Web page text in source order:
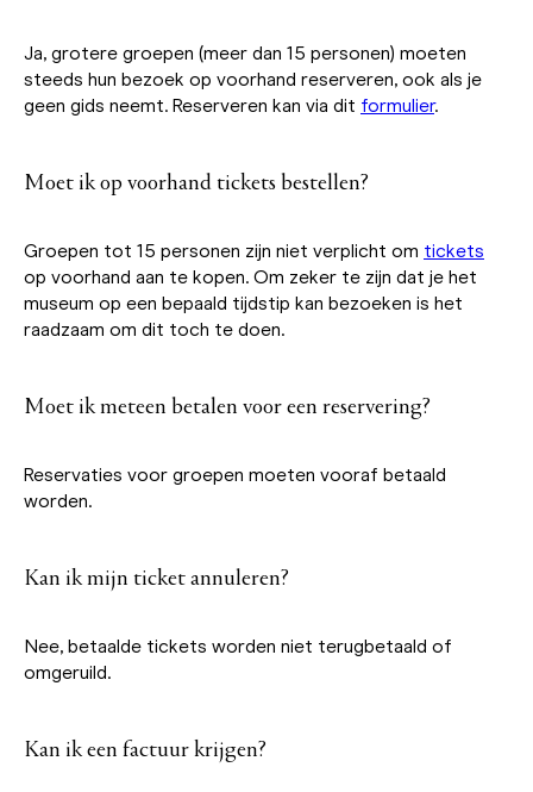
Ja, grotere groepen (meer dan 15 personen) moeten
steeds hun bezoek op voorhand reserveren, ook als je
geen gids neemt. Reserveren kan via dit formulier.
Moet ik op voorhand tickets bestellen?
Groepen tot 15 personen zijn niet verplicht om tickets
op voorhand aan te kopen. Om zeker te zijn dat je het
museum op een bepaald tijdstip kan bezoeken is het
raadzaam om dit toch te doen.
Moet ik meteen betalen voor een reservering?
Reservaties voor groepen moeten vooraf betaald
worden.
Kan ik mijn ticket annuleren?
Nee, betaalde tickets worden niet terugbetaald of
omgeruild.
Kan ik een factuur krijgen?